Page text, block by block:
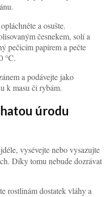
a osušte.
česnekem, solí a
pečicím papírem a pečte
°C.
a podávejte jako
k masu či rybám.
úrodu
vysévejte nebo vysazujte
Díky tomu nebude dozrávat
rostlinám dostatek vláhy a